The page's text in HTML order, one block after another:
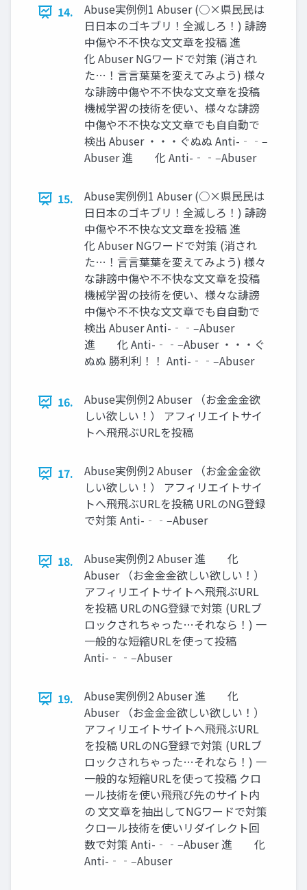
14.
Abuse実例例1 Abuser (○×県⺠民は
⽇日本のゴキブリ！全滅しろ！) 誹謗
中傷や不不快な⽂文章を投稿 進
化 Abuser NGワードで対策 (消され
た…！⾔言葉葉を変えてみよう) 様々
な誹謗中傷や不不快な⽂文章を投稿
機械学習の技術を使い、様々な誹謗
中傷や不不快な⽂文章でも⾃自動で
検出 Abuser ・・・ぐぬぬ Anti-‐‑‒
Abuser 進 化 Anti-‐‑‒Abuser
15.
Abuse実例例1 Abuser (○×県⺠民は
⽇日本のゴキブリ！全滅しろ！) 誹謗
中傷や不不快な⽂文章を投稿 進
化 Abuser NGワードで対策 (消され
た…！⾔言葉葉を変えてみよう) 様々
な誹謗中傷や不不快な⽂文章を投稿
機械学習の技術を使い、様々な誹謗
中傷や不不快な⽂文章でも⾃自動で
検出 Abuser Anti-‐‑‒Abuser
進 化 Anti-‐‑‒Abuser ・・・ぐ
ぬぬ 勝利利！！ Anti-‐‑‒Abuser
16.
Abuse実例例2 Abuser （お⾦金金欲
しい欲しい！） アフィリエイトサイ
トへ⾶飛ぶURLを投稿
17.
Abuse実例例2 Abuser （お⾦金金欲
しい欲しい！） アフィリエイトサイ
トへ⾶飛ぶURLを投稿 URLのNG登録
で対策 Anti-‐‑‒Abuser
18.
Abuse実例例2 Abuser 進 化
Abuser （お⾦金金欲しい欲しい！）
アフィリエイトサイトへ⾶飛ぶURL
を投稿 URLのNG登録で対策 (URLブ
ロックされちゃった…それなら！) ⼀
一般的な短縮URLを使って投稿
Anti-‐‑‒Abuser
19.
Abuse実例例2 Abuser 進 化
Abuser （お⾦金金欲しい欲しい！）
アフィリエイトサイトへ⾶飛ぶURL
を投稿 URLのNG登録で対策 (URLブ
ロックされちゃった…それなら！) ⼀
一般的な短縮URLを使って投稿 クロ
ール技術を使い⾶飛び先のサイト内
の ⽂文章を抽出してNGワードで対策
クロール技術を使いリダイレクト回
数で対策 Anti-‐‑‒Abuser 進 化
Anti-‐‑‒Abuser